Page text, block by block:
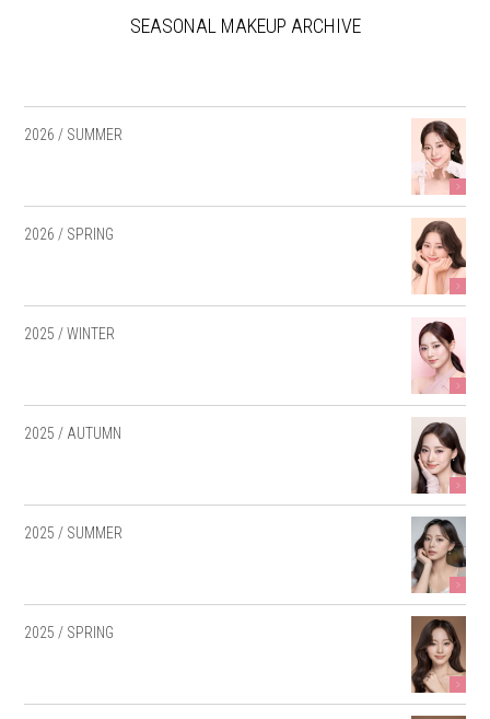
SEASONAL MAKEUP ARCHIVE
2026 / SUMMER
2026 / SPRING
2025 / WINTER
2025 / AUTUMN
2025 / SUMMER
2025 / SPRING